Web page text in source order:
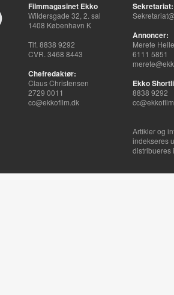
Filmmagasinet Ekko
Wildersgade 32, 2. sal
1408 København K
Tlf. 8838 9292
CVR. 3468 8443
Chefredaktør:
Claus Christensen
2729 0011
cc@ekkofilm.dk
Sekretariat:
Annoncer:
Merete
6111 5851
Ekko
8838 9292
Artikler og
indekseres
distribueres